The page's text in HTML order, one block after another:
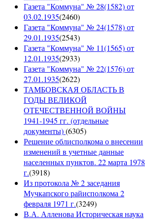
Газета "Коммуна" № 28(1582) от
03.02.1935(2460)
Газета "Коммуна" № 24(1578) от
29.01.1935(2543)
Газета "Коммуна" № 11(1565) от
12.01.1935(2933)
Газета "Коммуна" № 22(1576) от
27.01.1935(2622)
ТАМБОВСКАЯ ОБЛАСТЬ В
ГОДЫ ВЕЛИКОЙ
ОТЕЧЕСТВЕННОЙ ВОЙНЫ
1941-1945 гг. (отдельные
документы)(6305)
Решение облисполкома о внесении
изменений в учетные данные
населенных пунктов. 22 марта 1978
г.(3918)
Из протокола № 2 заседания
Мучкапского райисполкома 2
февраля 1971 г.(3249)
В.А. Алленова Историческая наука